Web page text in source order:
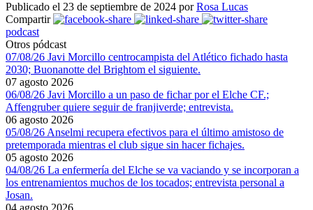
Publicado el 23 de septiembre de 2024 porRosa Lucas
Compartir
podcast
Otros pódcast
07/08/26 Javi Morcillo centrocampista del Atlético fichado hasta
2030; Buonanotte del Brightom el siguiente.
07 agosto 2026
06/08/26 Javi Morcillo a un paso de fichar por el Elche CF.;
Affengruber quiere seguir de franjiverde; entrevista.
06 agosto 2026
05/08/26 Anselmi recupera efectivos para el último amistoso de
pretemporada mientras el club sigue sin hacer fichajes.
05 agosto 2026
04/08/26 La enfermería del Elche se va vaciando y se incorporan a
los entrenamientos muchos de los tocados; entrevista personal a
Josan.